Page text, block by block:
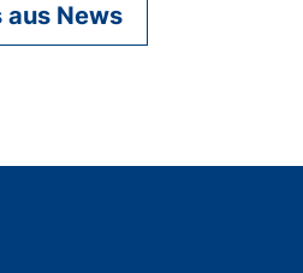
aus News